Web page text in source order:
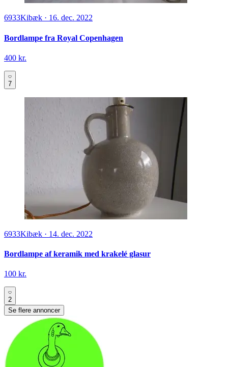
6933Kibæk · 16. dec. 2022
Bordlampe fra Royal Copenhagen
400 kr.
7
6933Kibæk · 14. dec. 2022
Bordlampe af keramik med krakelé glasur
100 kr.
2
Se flere annoncer